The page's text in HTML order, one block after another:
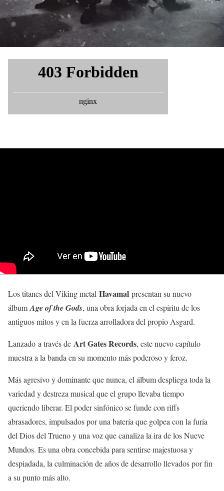
Los titanes del Viking metal Havamal presentan su nuevo
álbum Age of the Gods, una obra forjada en el espíritu de los
antiguos mitos y en la fuerza arrolladora del propio Asgard.
Lanzado a través de Art Gates Records, este nuevo capítulo
muestra a la banda en su momento más poderoso y feroz.
Más agresivo y dominante que nunca, el álbum despliega toda la
variedad y destreza musical que el grupo llevaba tiempo
queriendo liberar. El poder sinfónico se funde con riffs
abrasadores, impulsados por una batería que golpea con la furia
del Dios del Trueno y una voz que canaliza la ira de los Nueve
Mundos. Es una obra concebida para sentirse majestuosa y
despiadada, la culminación de años de desarrollo llevados por fin
a su punto más alto.